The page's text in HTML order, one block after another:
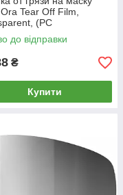
Tear Off Film,
(PC
MK official
до відправки
₴
Купити